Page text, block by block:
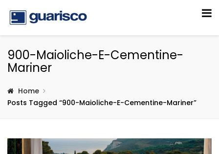
900-Maioliche-E-Cementine-
Mariner
Home
Posts Tagged “900-Maioliche-E-Cementine-Mariner”